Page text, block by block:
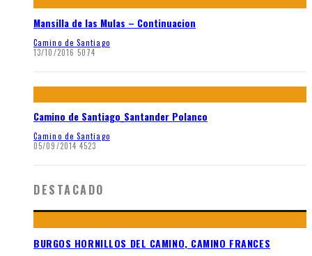
Mansilla de las Mulas – Continuacion
Camino de Santiago
13/10/2016 5074
Camino de Santiago_Santander Polanco
Camino de Santiago
05/09/2014 4523
DESTACADO
BURGOS HORNILLOS DEL CAMINO, CAMINO FRANCES